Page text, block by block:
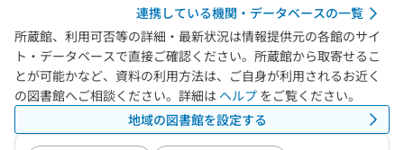
連携している機関・データベースの一覧
所蔵館、利用可否等の詳細・最新状況は情報提供元の各館のサイ
ト・データベースで直接ご確認ください。所蔵館から取寄せるこ
とが可能かなど、資料の利用方法は、ご自身が利用されるお近く
の図書館へご相談ください。詳細は ヘルプ をご覧ください。
地域の図書館を設定する